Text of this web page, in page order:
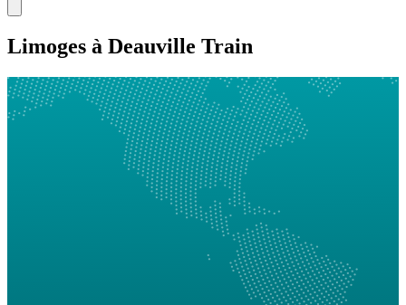
Limoges à Deauville Train